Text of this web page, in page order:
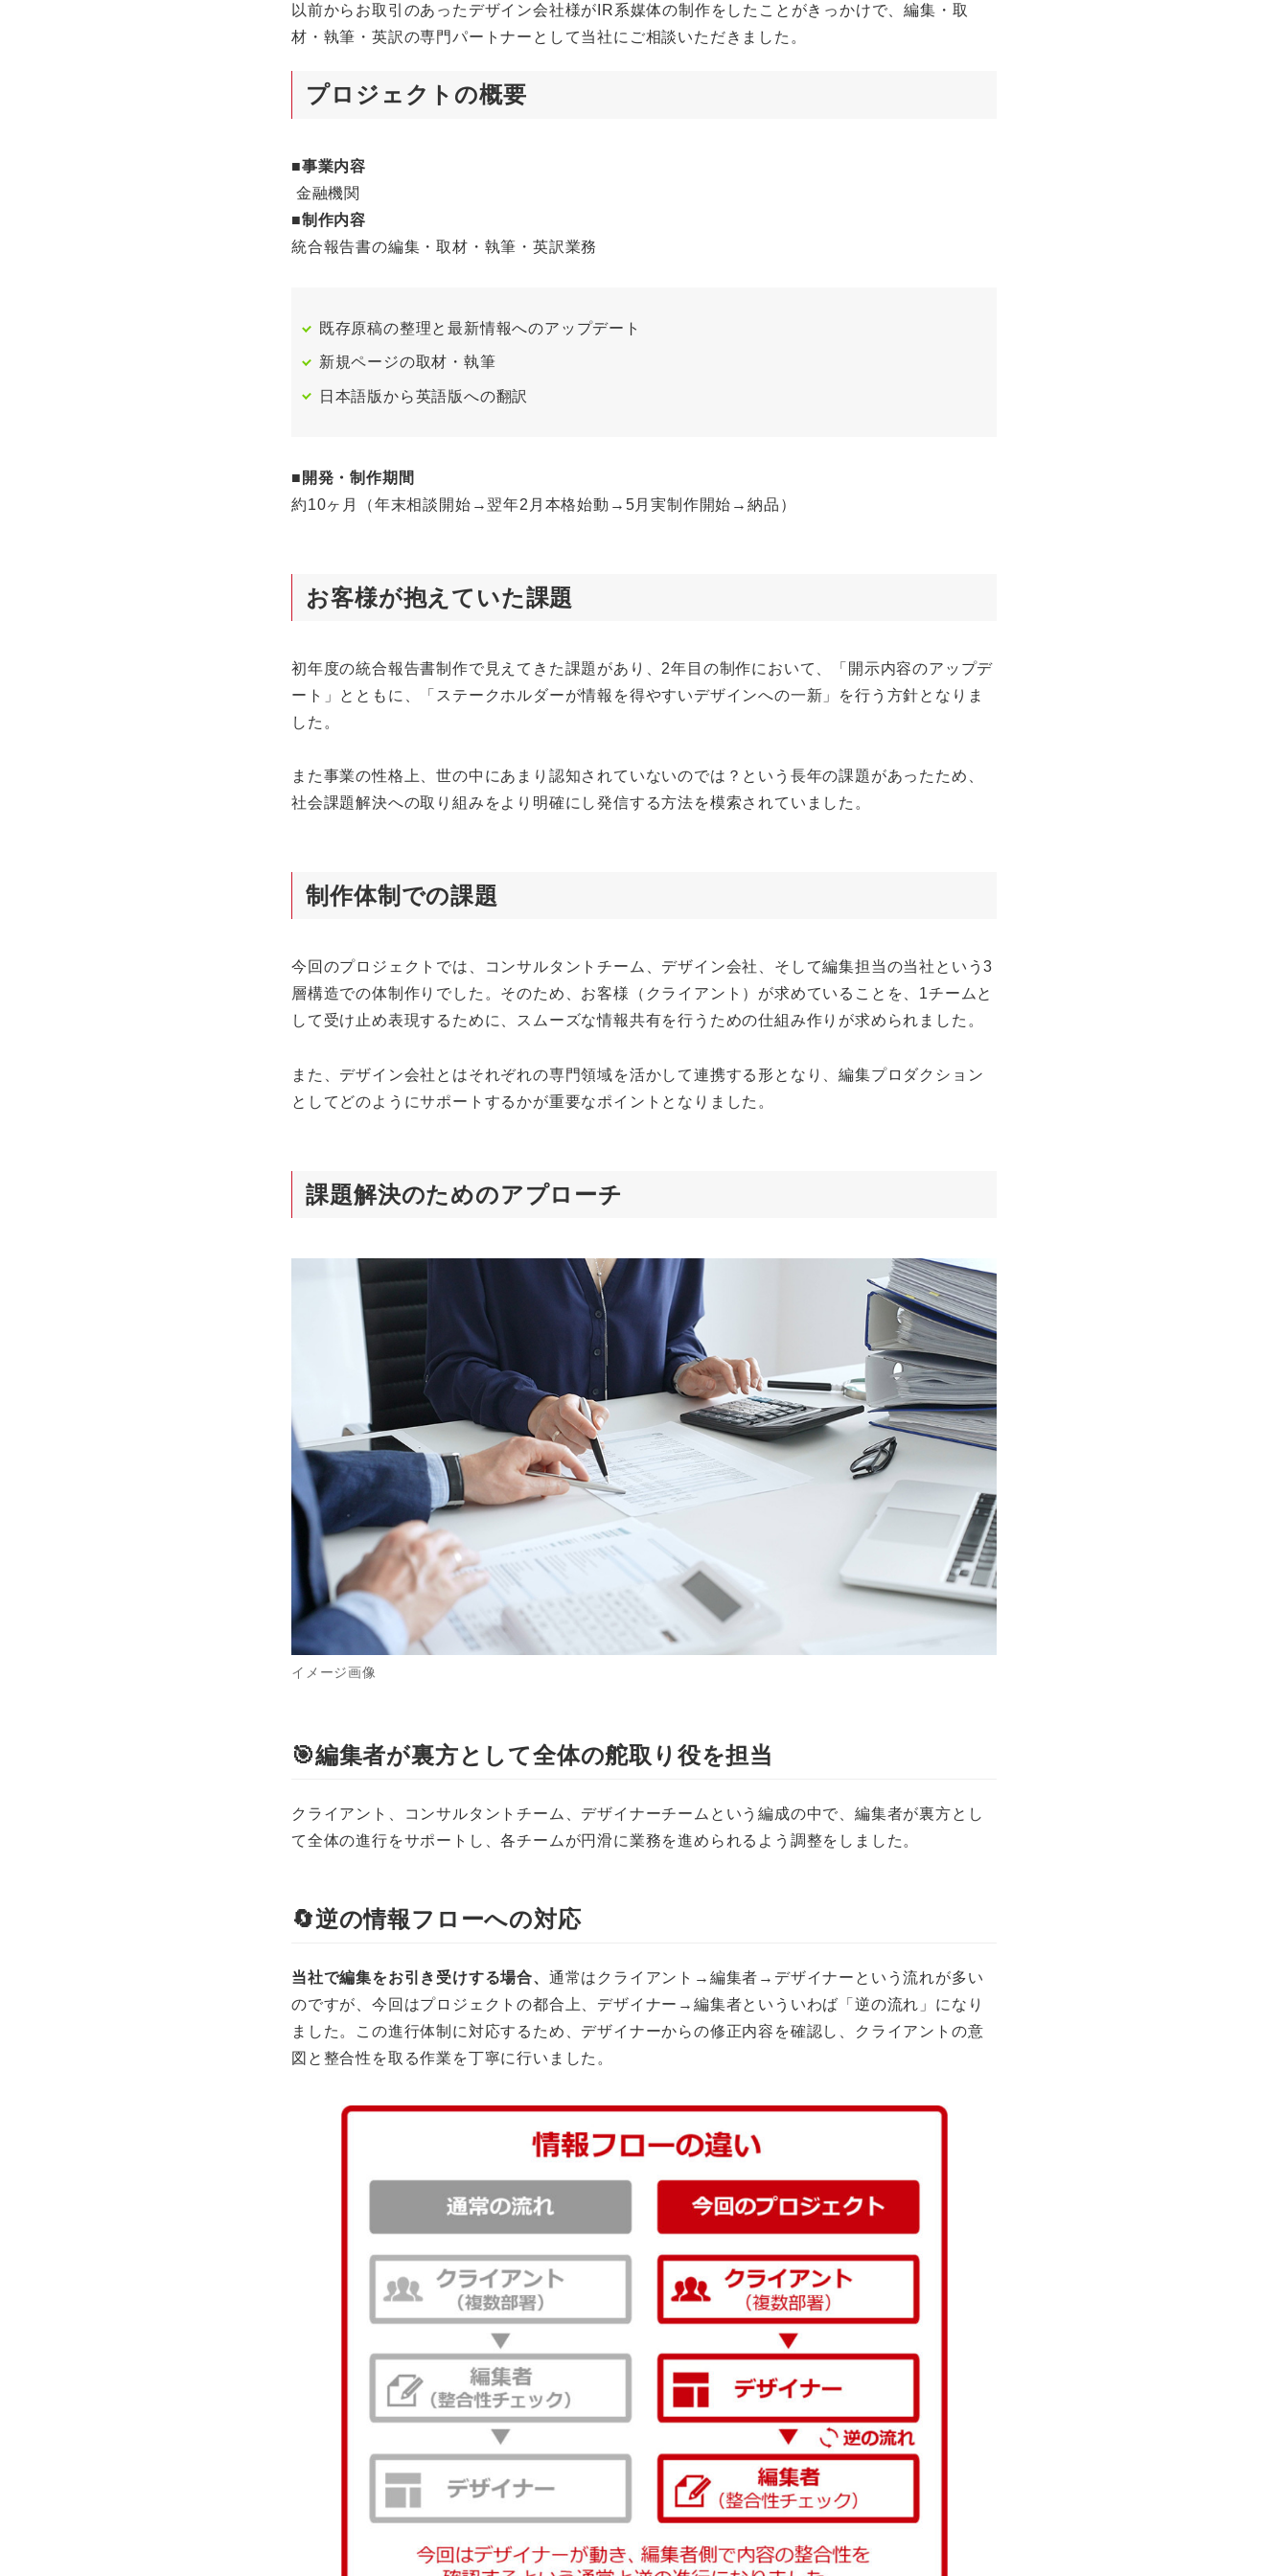
以前からお取引のあったデザイン会社様がIR系媒体の制作をしたことがきっかけで、編集・取
材・執筆・英訳の専門パートナーとして当社にご相談いただきました。
プロジェクトの概要
■事業内容
金融機関
■制作内容
統合報告書の編集・取材・執筆・英訳業務
既存原稿の整理と最新情報へのアップデート
新規ページの取材・執筆
日本語版から英語版への翻訳
■開発・制作期間
約10ヶ月（年末相談開始→翌年2月本格始動→5月実制作開始→納品）
お客様が抱えていた課題
初年度の統合報告書制作で見えてきた課題があり、2年目の制作において、「開示内容のアップデ
ート」とともに、「ステークホルダーが情報を得やすいデザインへの一新」を行う方針となりま
した。
また事業の性格上、世の中にあまり認知されていないのでは？という長年の課題があったため、
社会課題解決への取り組みをより明確にし発信する方法を模索されていました。
制作体制での課題
今回のプロジェクトでは、コンサルタントチーム、デザイン会社、そして編集担当の当社という3
層構造での体制作りでした。そのため、お客様（クライアント）が求めていることを、1チームと
して受け止め表現するために、スムーズな情報共有を行うための仕組み作りが求められました。
また、デザイン会社とはそれぞれの専門領域を活かして連携する形となり、編集プロダクション
としてどのようにサポートするかが重要なポイントとなりました。
課題解決のためのアプローチ
イメージ画像
🎯編集者が裏方として全体の舵取り役を担当
クライアント、コンサルタントチーム、デザイナーチームという編成の中で、編集者が裏方とし
て全体の進行をサポートし、各チームが円滑に業務を進められるよう調整をしました。
🔄逆の情報フローへの対応
当社で編集をお引き受けする場合、 通常はクライアント→編集者→デザイナーという流れが多い
のですが、今回はプロジェクトの都合上、デザイナー→編集者といういわば「逆の流れ」になり
ました。この進行体制に対応するため、デザイナーからの修正内容を確認し、クライアントの意
図と整合性を取る作業を丁寧に行いました。